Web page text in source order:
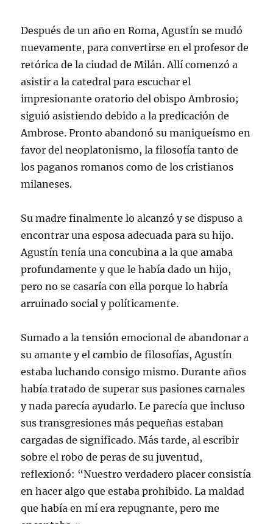
Después de un año en Roma, Agustín se mudó
nuevamente, para convertirse en el profesor de
retórica de la ciudad de Milán. Allí comenzó a
asistir a la catedral para escuchar el
impresionante oratorio del obispo Ambrosio;
siguió asistiendo debido a la predicación de
Ambrose. Pronto abandonó su maniqueísmo en
favor del neoplatonismo, la filosofía tanto de
los paganos romanos como de los cristianos
milaneses.
Su madre finalmente lo alcanzó y se dispuso a
encontrar una esposa adecuada para su hijo.
Agustín tenía una concubina a la que amaba
profundamente y que le había dado un hijo,
pero no se casaría con ella porque lo habría
arruinado social y políticamente.
Sumado a la tensión emocional de abandonar a
su amante y el cambio de filosofías, Agustín
estaba luchando consigo mismo. Durante años
había tratado de superar sus pasiones carnales
y nada parecía ayudarlo. Le parecía que incluso
sus transgresiones más pequeñas estaban
cargadas de significado. Más tarde, al escribir
sobre el robo de peras de su juventud,
reflexionó: “Nuestro verdadero placer consistía
en hacer algo que estaba prohibido. La maldad
que había en mí era repugnante, pero me